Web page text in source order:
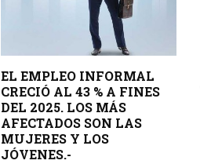
EL EMPLEO INFORMAL
CRECIÓ AL 43 % A FINES
DEL 2025. LOS MÁS
AFECTADOS SON LAS
MUJERES Y LOS
JÓVENES.-